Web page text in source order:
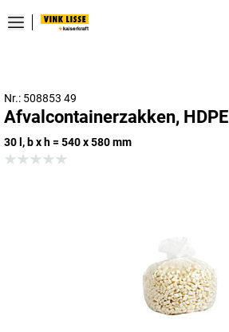
Nr.: 508853 49
Afvalcontainerzakken, HDPE
30 l, b x h = 540 x 580 mm